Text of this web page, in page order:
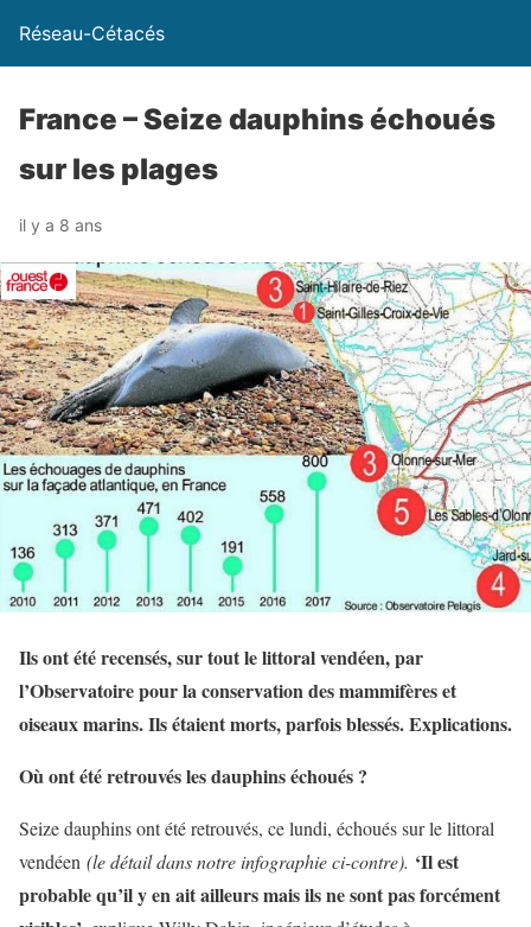
Réseau-Cétacés
France – Seize dauphins échoués
sur les plages
il y a 8 ans
Ils ont été recensés, sur tout le littoral vendéen, par
l’Observatoire pour la conservation des mammifères et
oiseaux marins. Ils étaient morts, parfois blessés. Explications.
Où ont été retrouvés les dauphins échoués ?
Seize dauphins ont été retrouvés, ce lundi, échoués sur le littoral
vendéen (le détail dans notre infographie ci-contre). ‘Il est
probable qu’il y en ait ailleurs mais ils ne sont pas forcément